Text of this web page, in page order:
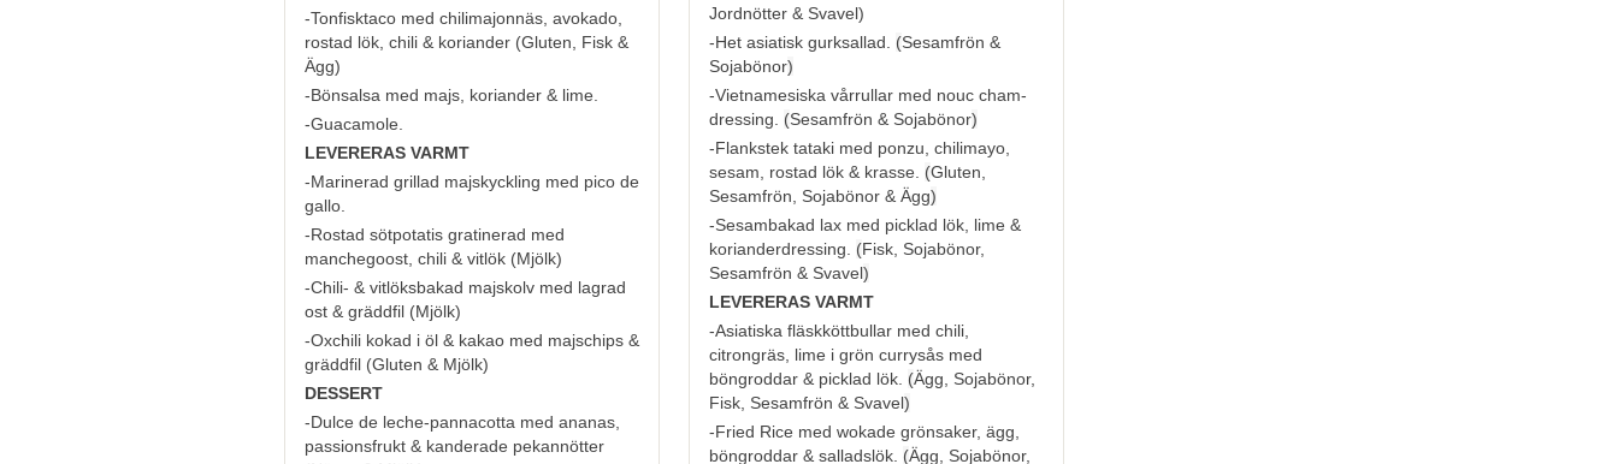
-Tonfisktaco med chilimajonnäs, avokado,
rostad lök, chili & koriander (Gluten, Fisk &
Ägg)
-Bönsalsa med majs, koriander & lime.
-Guacamole.
LEVERERAS VARMT
-Marinerad grillad majskyckling med pico de
gallo.
-Rostad sötpotatis gratinerad med
manchegoost, chili & vitlök (Mjölk)
-Chili- & vitlöksbakad majskolv med lagrad
ost & gräddfil (Mjölk)
-Oxchili kokad i öl & kakao med majschips &
gräddfil (Gluten & Mjölk)
DESSERT
-Dulce de leche-pannacotta med ananas,
passionsfrukt & kanderade pekannötter
Jordnötter & Svavel)
-Het asiatisk gurksallad. (Sesamfrön &
Sojabönor)
-Vietnamesiska vårrullar med nouc cham-
dressing. (Sesamfrön & Sojabönor)
-Flankstek tataki med ponzu, chilimayo,
sesam, rostad lök & krasse. (Gluten,
Sesamfrön, Sojabönor & Ägg)
-Sesambakad lax med picklad lök, lime &
korianderdressing. (Fisk, Sojabönor,
Sesamfrön & Svavel)
LEVERERAS VARMT
-Asiatiska fläskköttbullar med chili,
citrongräs, lime i grön currysås med
böngroddar & picklad lök. (Ägg, Sojabönor,
Fisk, Sesamfrön & Svavel)
-Fried Rice med wokade grönsaker, ägg,
böngroddar & salladslök. (Ägg, Sojabönor,